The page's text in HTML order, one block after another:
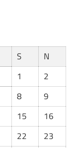
S
N
1
2
8
9
15
16
22
23